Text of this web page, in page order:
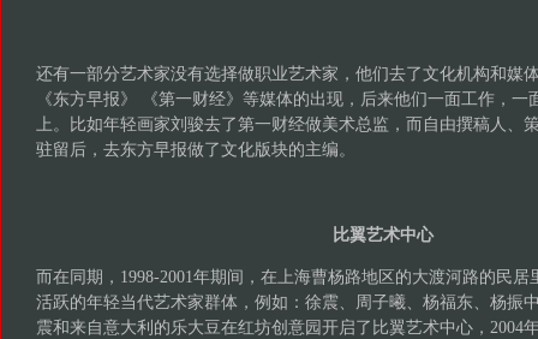
还有一部分艺术家没有选择做职业艺术家，他们去了文化机构和媒
《东方早报》 《第一财经》等媒体的出现，后来他们一面工作，一
上。比如年轻画家刘骏去了第一财经做美术总监，而自由撰稿人、
驻留后，去东方早报做了文化版块的主编。
比翼艺术中心
而在同期，1998-2001年期间，在上海曹杨路地区的大渡河路的民
活跃的年轻当代艺术家群体，例如：徐震、周子曦、杨福东、杨振
震和来自意大利的乐大豆在红坊创意园开启了比翼艺术中心，2004